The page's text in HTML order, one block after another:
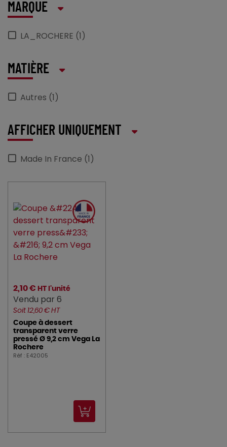
MARQUE
LA_ROCHERE (1)
MATIÈRE
Autres (1)
AFFICHER UNIQUEMENT
Made In France (1)
2,10 € HT l'unité
Vendu par 6
Soit 12,60 € HT
Coupe à dessert
transparent verre
pressé Ø 9,2 cm Vega La
Rochere
Réf : E42005